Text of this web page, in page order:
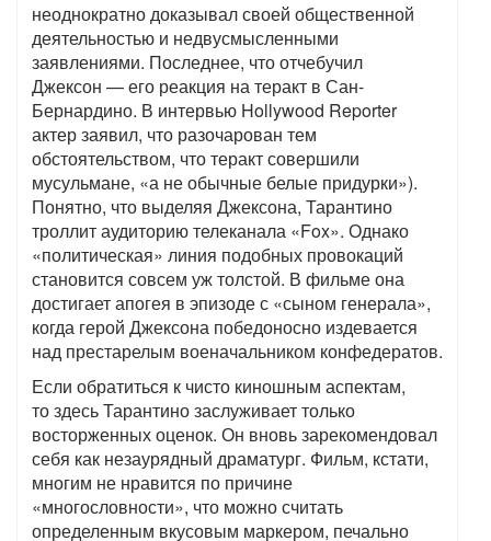
неоднократно доказывал своей общественной
деятельностью и недвусмысленными
заявлениями. Последнее, что отчебучил
Джексон — его реакция на теракт в Сан-
Бернардино. В интервью Hollywood Reporter
актер заявил, что разочарован тем
обстоятельством, что теракт совершили
мусульмане, «а не обычные белые придурки»).
Понятно, что выделяя Джексона, Тарантино
троллит аудиторию телеканала «Fox». Однако
«политическая» линия подобных провокаций
становится совсем уж толстой. В фильме она
достигает апогея в эпизоде с «сыном генерала»,
когда герой Джексона победоносно издевается
над престарелым военачальником конфедератов.
Если обратиться к чисто киношным аспектам,
то здесь Тарантино заслуживает только
восторженных оценок. Он вновь зарекомендовал
себя как незаурядный драматург. Фильм, кстати,
многим не нравится по причине
«многословности», что можно считать
определенным вкусовым маркером, печально